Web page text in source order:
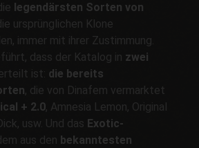
legendärsten Sorten von
ursprünglichen Klone
immer mit ihrer Zustimmung.
dass der Katalog in zwei
ist: die bereits
, die von Dinafem vermarktet
+ 2.0, Amnesia Lemon, Original
usw. Und das Exotic-
aus den bekanntesten